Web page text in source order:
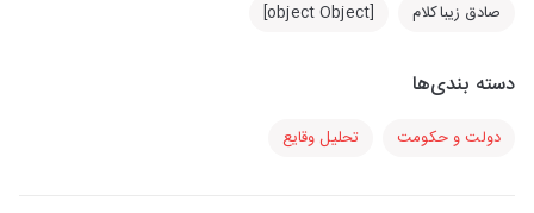
صادق زیباکلام [object Object]
دسته بندی‌ها
دولت و حکومت تحلیل وقایع